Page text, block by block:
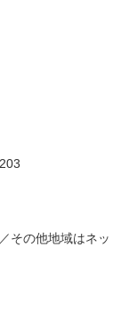
その他地域はネッ